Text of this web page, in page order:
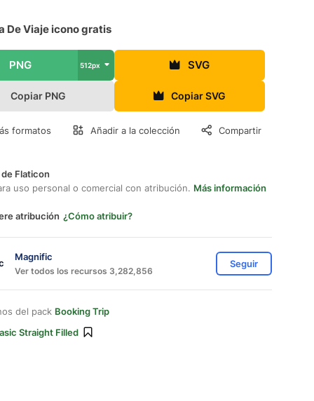
De Viaje icono gratis
PNG 512px SVG
Copiar PNG Copiar SVG
formatos Añadir a la colección Compartir
Flaticon
uso personal o comercial con atribución. Más información
atribución ¿Cómo atribuir?
Magnific
Ver todos los recursos 3,282,856
Seguir
del pack Booking Trip
Straight Filled